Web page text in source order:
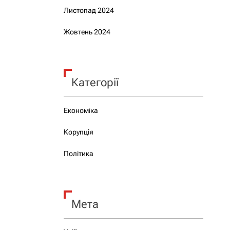
Листопад 2024
Жовтень 2024
Категорії
Економіка
Корупція
Політика
Мета